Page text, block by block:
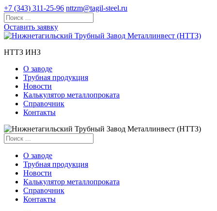
+7 (343) 311-25-96 nttzm@tagil-steel.ru
Оставить заявку
НТТЗ ИНЗ
О заводе
Трубная продукция
Новости
Калькулятор металлопроката
Справочник
Контакты
О заводе
Трубная продукция
Новости
Калькулятор металлопроката
Справочник
Контакты